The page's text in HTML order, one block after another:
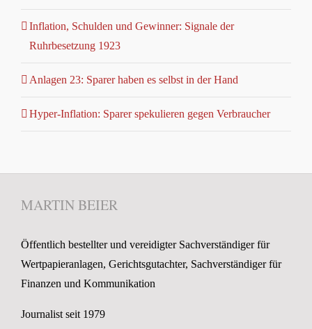
Inflation, Schulden und Gewinner: Signale der
Ruhrbesetzung 1923
Anlagen 23: Sparer haben es selbst in der Hand
Hyper-Inflation: Sparer spekulieren gegen Verbraucher
MARTIN BEIER
Öffentlich bestellter und vereidigter Sachverständiger für
Wertpapieranlagen, Gerichtsgutachter, Sachverständiger für
Finanzen und Kommunikation
Journalist seit 1979